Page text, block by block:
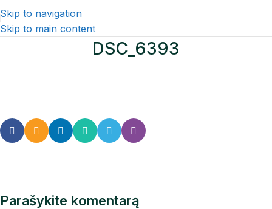
Skip to navigation
Skip to main content
DSC_6393
Parašykite komentarą